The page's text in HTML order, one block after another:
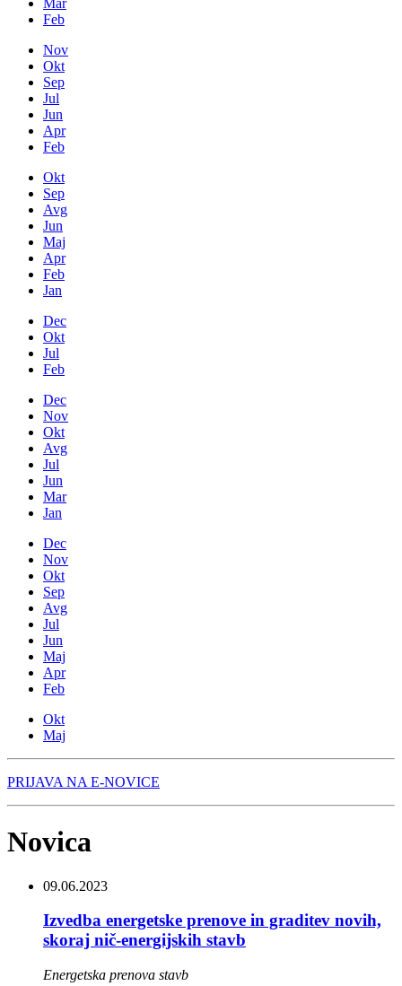
Feb
Nov
Okt
Sep
Jul
Jun
Apr
Feb
Okt
Sep
Avg
Jun
Maj
Apr
Feb
Jan
Dec
Okt
Jul
Feb
Dec
Nov
Okt
Avg
Jul
Jun
Mar
Jan
Dec
Nov
Okt
Sep
Avg
Jul
Jun
Maj
Apr
Feb
Okt
Maj
PRIJAVA NA E-NOVICE
Novica
09.06.2023
Izvedba energetske prenove in graditev novih,
skoraj nič-energijskih stavb
Energetska prenova stavb